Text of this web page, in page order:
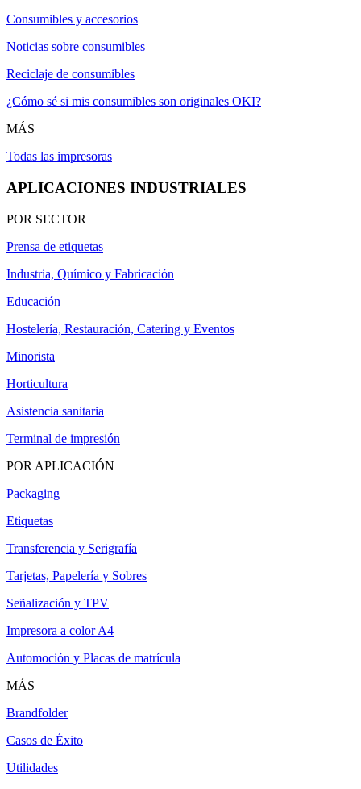
Consumibles y accesorios
Noticias sobre consumibles
Reciclaje de consumibles
¿Cómo sé si mis consumibles son originales OKI?
MÁS
Todas las impresoras
APLICACIONES INDUSTRIALES
POR SECTOR
Prensa de etiquetas
Industria, Químico y Fabricación
Educación
Hostelería, Restauración, Catering y Eventos
Minorista
Horticultura
Asistencia sanitaria
Terminal de impresión
POR APLICACIÓN
Packaging
Etiquetas
Transferencia y Serigrafía
Tarjetas, Papelería y Sobres
Señalización y TPV
Impresora a color A4
Automoción y Placas de matrícula
MÁS
Brandfolder
Casos de Éxito
Utilidades